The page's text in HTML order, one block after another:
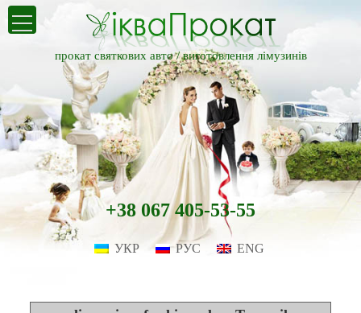
прокат святкових авто /виготовлення лімузинів
+38 067 405-53-55
УКР РУС ENG